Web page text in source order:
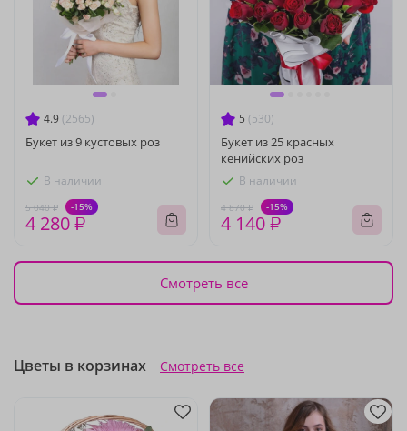
4.9 (2565)
Букет из 9 кустовых роз
В наличии
5 040 ₽ -15%
4 280 ₽
5 (530)
Букет из 25 красных
кенийских роз
В наличии
4 870 ₽ -15%
4 140 ₽
Смотреть все
Цветы в корзинах Смотреть все